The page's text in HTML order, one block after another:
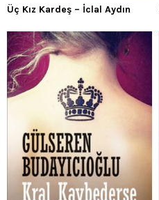
Üç Kız Kardeş – İclal Aydın